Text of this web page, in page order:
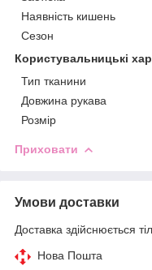
Наявність кишень
Сезон
Користувальницькі
Тип тканини
Довжина рукава
Розмір
Приховати
Умови доставки
Доставка здійснюється
Нова Пошта